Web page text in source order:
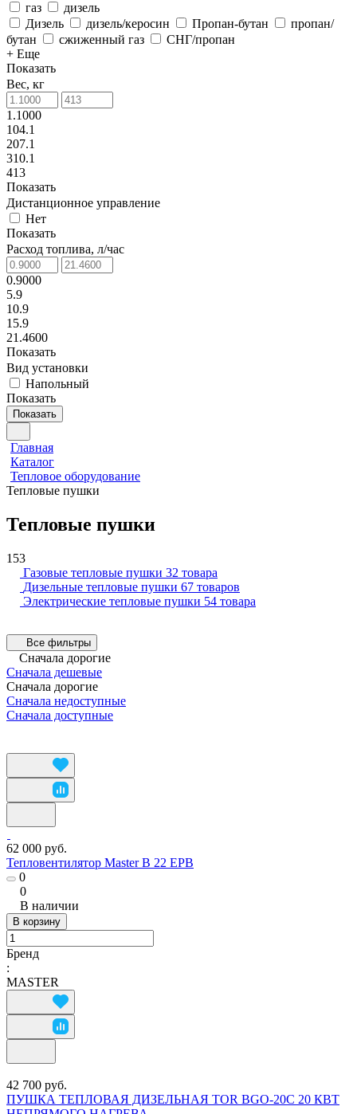
газ
дизель
Дизель
дизель/керосин Пропан-бутан
пропан/
бутан
сжиженный газ
СНГ/пропан
+ Еще
Показать
Вес, кг
1.1000
104.1
207.1
310.1
413
Показать
Дистанционное управление
Нет
Показать
Расход топлива, л/час
0.9000
5.9
10.9
15.9
21.4600
Показать
Вид установки
Напольный
Показать
Показать
Главная
Каталог
Тепловое оборудование
Тепловые пушки
Тепловые пушки
153
Газовые тепловые пушки 32 товара
Дизельные тепловые пушки 67 товаров
Электрические тепловые пушки 54 товара
Все фильтры
Сначала дорогие
Сначала дешевые
Сначала дорогие
Сначала недоступные
Сначала доступные
62 000 руб.
Тепловентилятор Master B 22 EPB
0
0
В наличии
В корзину
Бренд
:
MASTER
42 700 руб.
ПУШКА ТЕПЛОВАЯ ДИЗЕЛЬНАЯ TOR BGO-20C 20 КВТ